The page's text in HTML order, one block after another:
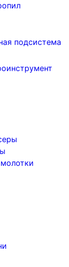
подсистема